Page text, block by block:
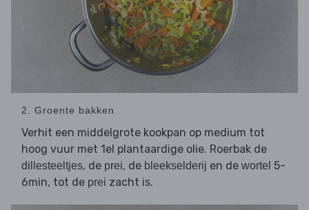
2. Groente bakken
Verhit een middelgrote kookpan op medium tot
hoog vuur met 1el plantaardige olie. Roerbak de
dillesteeltjes, de prei, de bleekselderij en de wortel 5-
6min, tot de prei zacht is.